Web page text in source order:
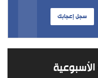
سجل إعجابك